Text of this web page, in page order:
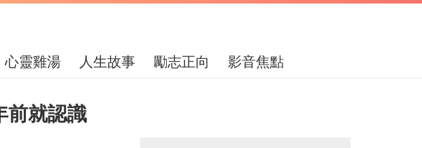
心靈雞湯 人生故事 勵志正向 影音焦點
前就認識